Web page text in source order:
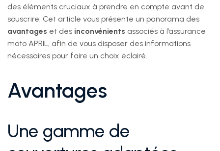
des éléments cruciaux à prendre en compte avant de
souscrire. Cet article vous présente un panorama des
avantages et des inconvénients associés à l’assurance
moto APRIL, afin de vous disposer des informations
nécessaires pour faire un choix éclairé.
Avantages
Une gamme de